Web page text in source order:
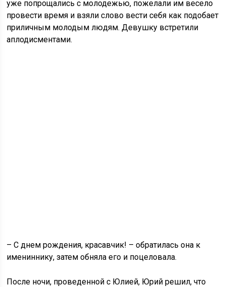
уже попрощались с молодежью, пожелали им весело
провести время и взяли слово вести себя как подобает
приличным молодым людям. Девушку встретили
аплодисментами.
– С днем рождения, красавчик! – обратилась она к
имениннику, затем обняла его и поцеловала.
После ночи, проведенной с Юлией, Юрий решил, что